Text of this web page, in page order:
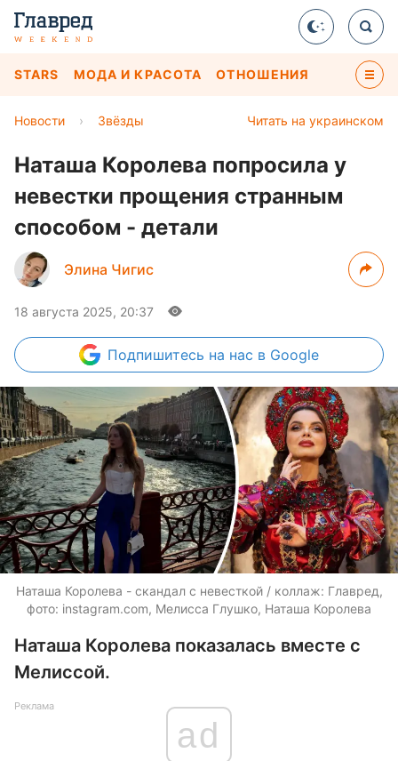
STARS МОДА И КРАСОТА ОТНОШЕНИЯ
Читать на украинском
Новости › Звёзды
Наташа Королева попросила у
невестки прощения странным
способом - детали
Элина Чигис
18 августа 2025, 20:37
Подпишитесь на нас в Google
Наташа Королева - скандал с невесткой / коллаж: Главред,
фото: instagram.com, Мелисса Глушко, Наташа Королева
Наташа Королева показалась вместе с
Мелиссой.
Реклама
ad